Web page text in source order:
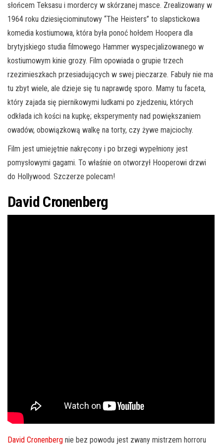
słońcem Teksasu i mordercy w skórzanej masce. Zrealizowany w
1964 roku dziesięciominutowy “The Heisters” to slapstickowa
komedia kostiumowa, która była ponoć hołdem Hoopera dla
brytyjskiego studia filmowego Hammer wyspecjalizowanego w
kostiumowym kinie grozy. Film opowiada o grupie trzech
rzezimieszkach przesiadujących w swej pieczarze. Fabuły nie ma
tu zbyt wiele, ale dzieje się tu naprawdę sporo. Mamy tu faceta,
który zajada się piernikowymi ludkami po zjedzeniu, których
odkłada ich kości na kupkę; eksperymenty nad powiększaniem
owadów, obowiązkową walkę na torty, czy żywe majciochy.
Film jest umiejętnie nakręcony i po brzegi wypełniony jest
pomysłowymi gagami. To właśnie on otworzył Hooperowi drzwi
do Hollywood. Szczerze polecam!
David Cronenberg
David Cronenberg nie bez powodu jest zwany mistrzem horroru